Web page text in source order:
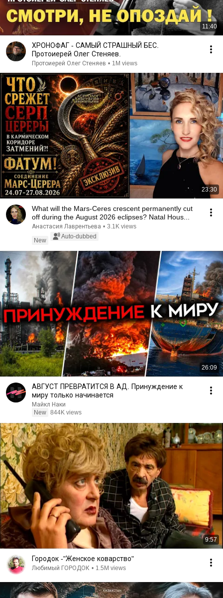
11:40
ХРОНОФАГ - САМЫЙ СТРАШНЫЙ БЕС.
Протоиерей Олег Стеняев.
Протоиерей Олег Стеняев • 1M views
23:30
What will the Mars-Ceres crescent permanently cut
off during the August 2026 eclipses? Natal Hous...
Анастасия Лаврентьева • 3.1K views
New
Auto-dubbed
26:09
АВГУСТ ПРЕВРАТИТСЯ В АД. Принуждение к
миру только начинается
Майкл Наки
New 844K views
9:57
Городок -"Женское коварство"
Любимый ГОРОДОК • 1.5M views